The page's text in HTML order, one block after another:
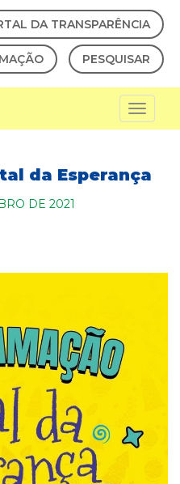
DA TRANSPARÊNCIA
PESQUISAR
da Esperança
DE 2021